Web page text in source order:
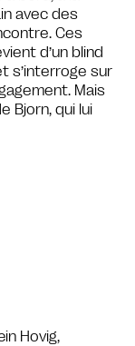
Hovig,
avec des
Ces
d’un blind
s’interroge sur
Mais
Bjorn, qui lui